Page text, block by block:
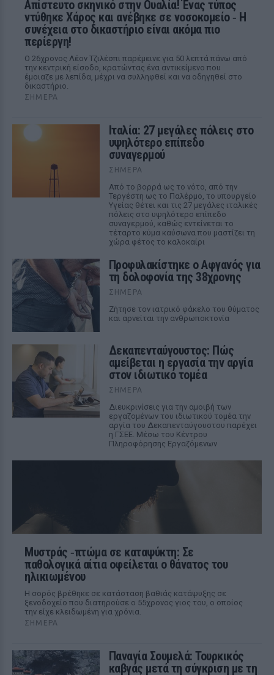
Απίστευτο σκηνικό στην Ουαλία! Ένας τύπος
ντύθηκε Χάρος και ανέβηκε σε νοσοκομείο ‑ H
συνέχεια στο δικαστήριο είναι ακόμα πιο
περίεργη!
Ο 26χρονος Λέον Τζιλέσπι παρέμεινε για 50 λεπτά πάνω από
την κεντρική είσοδο, κρατώντας ένα αντικείμενο που
έμοιαζε με λεπίδα, μέχρι να συλληφθεί και να οδηγηθεί στο
δικαστήριο.
ΣΉΜΕΡΑ
Ιταλία: 27 μεγάλες πόλεις στο
υψηλότερο επίπεδο
συναγερμού
ΣΉΜΕΡΑ
Από το βορρά ως το νότο, από την
Τεργέστη ως το Παλέρμο, το υπουργείο
Υγείας θέτει και τις 27 μεγάλες ιταλικές
πόλεις στο υψηλότερο επίπεδο
συναγερμού, καθώς εντείνεται το
τέταρτο κύμα καύσωνα που μαστίζει τη
χώρα φέτος το καλοκαίρι
Προφυλακίστηκε ο Αφγανός για
τη δολοφονία της 38χρονης
ΣΉΜΕΡΑ
Ζήτησε τον ιατρικό φάκελο του θύματος
και αρνείται την ανθρωποκτονία
Δεκαπενταύγουστος: Πώς
αμείβεται η εργασία την αργία
στον ιδιωτικό τομέα
ΣΉΜΕΡΑ
Διευκρινίσεις για την αμοιβή των
εργαζομένων του ιδιωτικού τομέα την
αργία του Δεκαπενταύγουστου παρέχει
η ΓΣΕΕ. Μέσω του Κέντρου
Πληροφόρησης Εργαζόμενων
Μυστράς ‑πτώμα σε καταψύκτη: Σε
παθολογικά αίτια οφείλεται ο θάνατος του
ηλικιωμένου
Η σορός βρέθηκε σε κατάσταση βαθιάς κατάψυξης σε
ξενοδοχείο που διατηρούσε ο 55χρονος γιος του, ο οποίος
την είχε κλειδωμένη για χρόνια.
ΣΉΜΕΡΑ
Παναγία Σουμελά: Τουρκικός
καβγάς μετά τη σύγκριση με τη